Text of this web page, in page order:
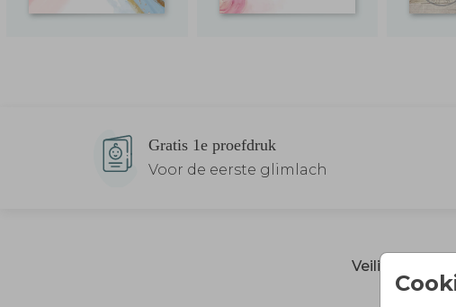
Gratis 1e proefdruk
Voor de eerste glimlach
Veilig en